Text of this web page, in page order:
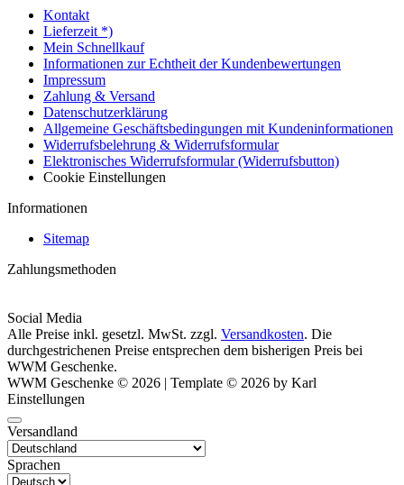
Kontakt
Lieferzeit *)
Mein Schnellkauf
Informationen zur Echtheit der Kundenbewertungen
Impressum
Zahlung & Versand
Datenschutzerklärung
Allgemeine Geschäftsbedingungen mit Kundeninformationen
Widerrufsbelehrung & Widerrufsformular
Elektronisches Widerrufsformular (Widerrufsbutton)
Cookie Einstellungen
Informationen
Sitemap
Zahlungsmethoden
Social Media
Alle Preise inkl. gesetzl. MwSt. zzgl. Versandkosten. Die
durchgestrichenen Preise entsprechen dem bisherigen Preis bei
WWM Geschenke.
WWM Geschenke © 2026 | Template © 2026 by Karl
Einstellungen
Versandland
Sprachen